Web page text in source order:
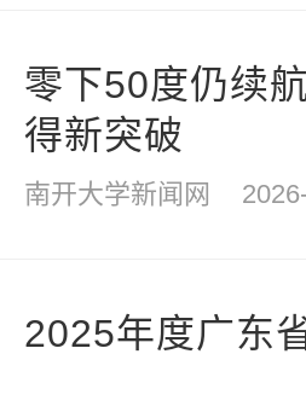
零下50度仍续
得新突破
南开大学新闻网
2025年度广东